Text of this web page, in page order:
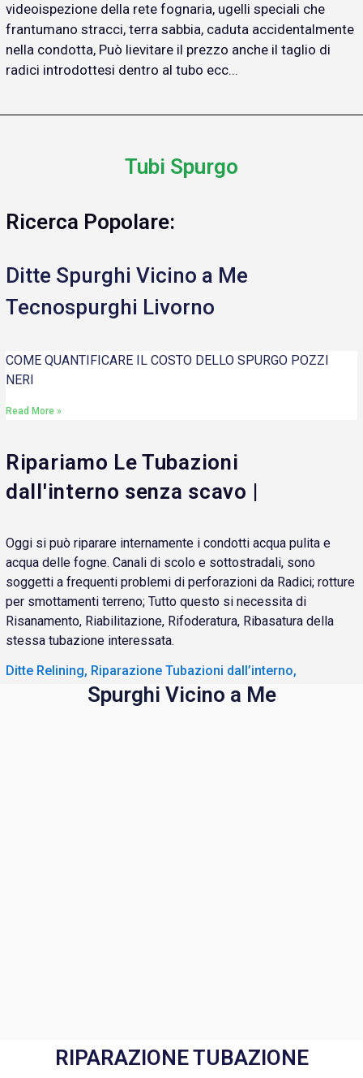
videoispezione della rete fognaria, ugelli speciali che
frantumano stracci, terra sabbia, caduta accidentalmente
nella condotta, Può lievitare il prezzo anche il taglio di
radici introdottesi dentro al tubo ecc...
Tubi Spurgo
Ricerca Popolare:
Ditte Spurghi Vicino a Me
Tecnospurghi Livorno
COME QUANTIFICARE IL COSTO DELLO SPURGO POZZI
NERI
Read More »
Ripariamo Le Tubazioni
dall'interno senza scavo |
Oggi si può riparare internamente i condotti acqua pulita e
acqua delle fogne. Canali di scolo e sottostradali, sono
soggetti a frequenti problemi di perforazioni da Radici; rotture
per smottamenti terreno; Tutto questo si necessita di
Risanamento, Riabilitazione, Rifoderatura, Ribasatura della
stessa tubazione interessata.
Ditte Relining, Riparazione Tubazioni dall’interno,
Spurghi Vicino a Me
RIPARAZIONE TUBAZIONE